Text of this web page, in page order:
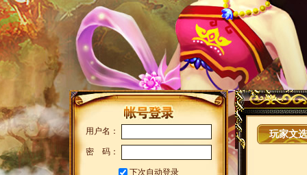
玩家文选
用户名：
密 码：
下次自动登录